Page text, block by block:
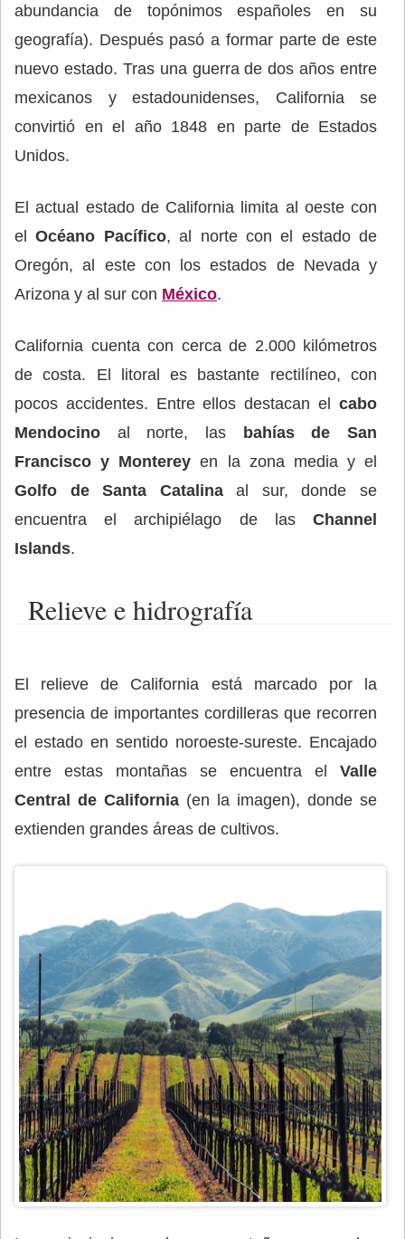
abundancia de topónimos españoles en su
geografía). Después pasó a formar parte de este
nuevo estado. Tras una guerra de dos años entre
mexicanos y estadounidenses, California se
convirtió en el año 1848 en parte de Estados
Unidos.
El actual estado de California limita al oeste con
elOcéano Pacífico, al norte con el estado de
Oregón, al este con los estados de Nevada y
Arizona y al sur con México.
California cuenta con cerca de 2.000 kilómetros
de costa. El litoral es bastante rectilíneo, con
pocos accidentes. Entre ellos destacan el cabo
Mendocino al norte, las bahías de San
Francisco y Monterey en la zona media y el
Golfo de Santa Catalinaal sur, donde se
encuentra el archipiélago de las Channel
Islands.
Relieve e hidrografía
El relieve de California está marcado por la
presencia de importantes cordilleras que recorren
el estado en sentido noroeste-sureste. Encajado
entre estas montañas se encuentra el Valle
Central de California (en la imagen), donde se
extienden grandes áreas de cultivos.